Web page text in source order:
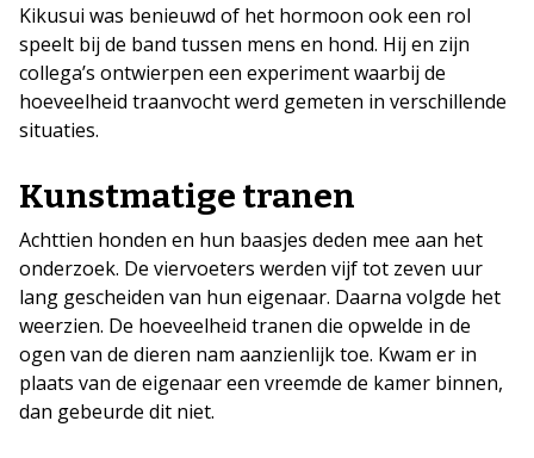
Kikusui was benieuwd of het hormoon ook een rol
speelt bij de band tussen mens en hond. Hij en zijn
collega’s ontwierpen een experiment waarbij de
hoeveelheid traanvocht werd gemeten in verschillende
situaties.
Kunstmatige tranen
Achttien honden en hun baasjes deden mee aan het
onderzoek. De viervoeters werden vijf tot zeven uur
lang gescheiden van hun eigenaar. Daarna volgde het
weerzien. De hoeveelheid tranen die opwelde in de
ogen van de dieren nam aanzienlijk toe. Kwam er in
plaats van de eigenaar een vreemde de kamer binnen,
dan gebeurde dit niet.